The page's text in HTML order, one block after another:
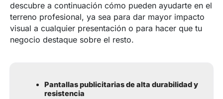
descubre a continuación cómo pueden ayudarte en el
terreno profesional, ya sea para dar mayor impacto
visual a cualquier presentación o para hacer que tu
negocio destaque sobre el resto.
Pantallas publicitarias de alta durabilidad y
resistencia